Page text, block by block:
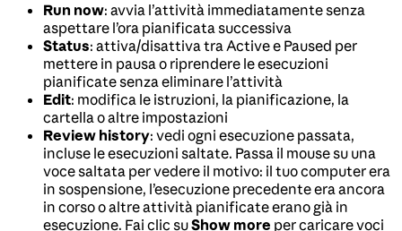
Run now: avvia l’attività immediatamente senza
aspettare l’ora pianificata successiva
Status: attiva/disattiva tra Active e Paused per
mettere in pausa o riprendere le esecuzioni
pianificate senza eliminare l’attività
Edit: modifica le istruzioni, la pianificazione, la
cartella o altre impostazioni
Review history: vedi ogni esecuzione passata,
incluse le esecuzioni saltate. Passa il mouse su una
voce saltata per vedere il motivo: il tuo computer era
in sospensione, l’esecuzione precedente era ancora
in corso o altre attività pianificate erano già in
esecuzione. Fai clic suShow more per caricare voci